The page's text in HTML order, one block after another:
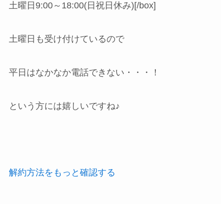
土曜日9:00～18:00(日祝日休み)[/box]
土曜日も受け付けているので
平日はなかなか電話できない・・・！
という方には嬉しいですね♪
解約方法をもっと確認する